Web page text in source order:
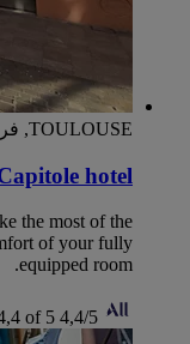
TOULOUSE, فرنسا
hotel
the most of the
of your fully
equipped room.
4,4/5
of 5